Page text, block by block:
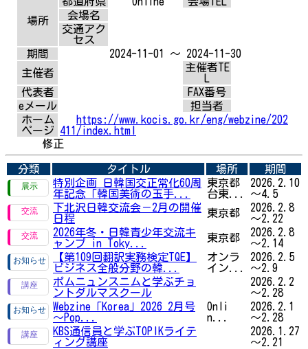
場所
会場名
交通アク
セス
期間
2024-11-01 ～ 2024-11-30
主催者
主催者TE
代表者
FAX番号
eメール
担当者
ホーム
ページ
https://www.kocis.go.kr/eng/webzine/202
411/index.html
修正
分類 タイトル 場所
期間
特別企画 日韓国交正常化60周
年記念「韓国美術の玉手...
東京都
台東...
2026.2.10
～4.5
下北沢日韓交流会－2月の開催
日程
東京都
2026.2.8
～2.22
2026年冬・日韓青少年交流キ
ャンプ in Toky...
東京都
2026.2.8
～2.14
【第109回翻訳実務検定TQE】
ビジネス全般分野の韓...
オンラ
イン...
2026.2.5
～2.9
ポムニュンスニムと学ぶチョ
ントダルマスクール
2026.2.2
～2.28
Webzine「Korea」2026 2月号
～Pop...
Onli
n...
2026.2.1
～2.28
KBS通信員と学ぶTOPIKライテ
ィング講座
2026.1.27
～2.21